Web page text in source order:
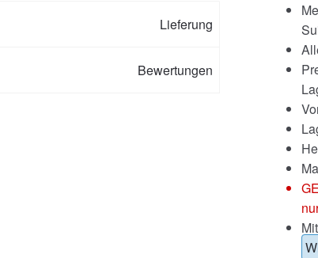
Lieferung
Bewertungen